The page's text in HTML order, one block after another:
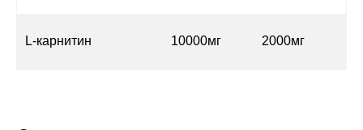
L-карнитин 10000мг 2000мг